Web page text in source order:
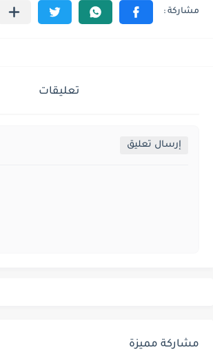
تعليقات
إرسال تعليق
مشاركة مميزة